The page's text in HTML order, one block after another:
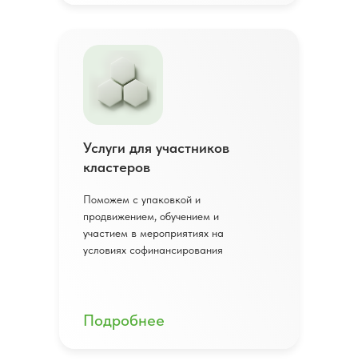
Поможем с упаковкой и
продвижением, обучением и
участием в мероприятиях на
условиях софинансирования
Услуги для участников
кластеров
Подробнее